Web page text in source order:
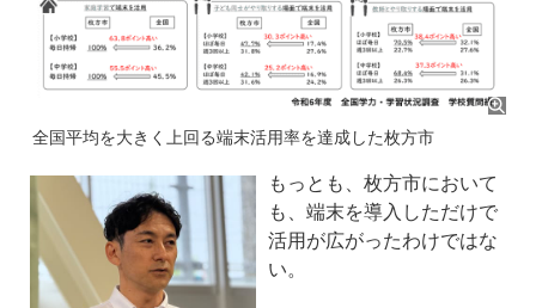
全国平均を大きく上回る端末活用率を達成した枚方市
もっとも、枚方市において
も、端末を導入しただけで
活用が広がったわけではな
い。